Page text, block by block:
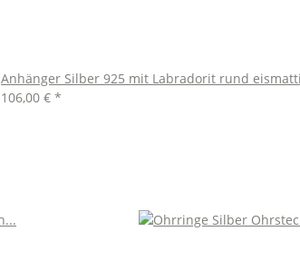
Anhänger Silber 925 mit Labradorit rund
106,00 € *